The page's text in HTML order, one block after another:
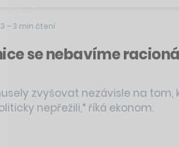
–3 min čtení
se nebavíme
zvyšovat nezávisle na tom,
nepřežili,“ říká ekonom.